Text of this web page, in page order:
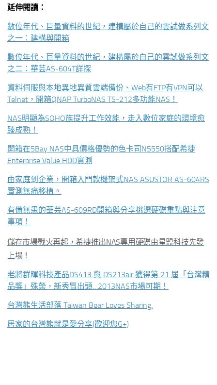
延伸閱讀：
數位年代、巨量資料的世紀，建構屬於自己的雲試做系列文
之一：建構與開箱
數位年代、巨量資料的世紀，建構屬於自己的雲試做系列文
之二：華芸AS-604T詳探
資料伺服與本地異地異質雲端備份、Web有FTP有VPN可以
Telnet，開箱QNAP TurboNAS TS-212多功能NAS！
NAS明顯為SOHO族提升工作效能，走入數位家庭的環境愈
臻成熟！
開箱在5Bay NAS中具價格優勢的色卡司N5550搭配希捷
Enterprise Value HDD實測
由家庭到企業，開箱入門款機架式NAS ASUSTOR AS-604RS
實測無痛移植。
有備無患的華芸AS-609RD開箱與分享挑選硬碟重點與注意
事項！
儲存市場戰火再起，希捷推出NAS專用硬碟由星盟科技先發
上場！
老將群暉科技產品DS413 與 DS213air 獲得第 21 屆「台灣精
品獎」殊榮，新秀冒出頭…2013NAS市場可期！
台灣熊生活部落 Taiwan Bear Loves Sharing.
居家的台灣熊就是愛分享(歡迎您G+)